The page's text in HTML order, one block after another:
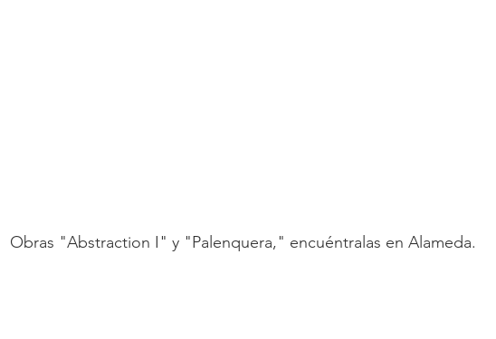
Obras "Abstraction I" y "Palenquera," encuéntralas en Alameda.